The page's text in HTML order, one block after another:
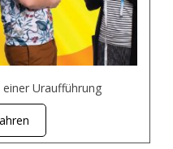
Uraufführung